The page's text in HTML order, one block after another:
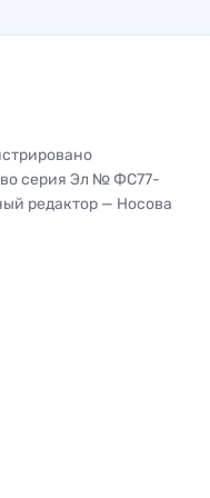
серия Эл № ФС77-
редактор — Носова